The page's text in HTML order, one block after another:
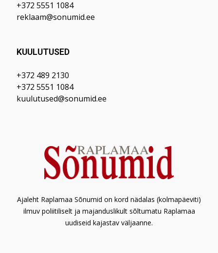
+372 5551 1084
reklaam@sonumid.ee
KUULUTUSED
+372 489 2130
+372 5551 1084
kuulutused@sonumid.ee
Ajaleht Raplamaa Sõnumid on kord nädalas (kolmapäeviti)
ilmuv poliitiliselt ja majanduslikult sõltumatu Raplamaa
uudiseid kajastav väljaanne.